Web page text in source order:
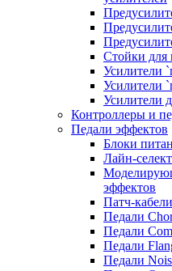
Стойки для
Усилители
Усилители
Усилители
Контроллеры и
Педали эффектов
Блоки
Лайн-
эффектов
Патч-
Педали
Педали
Педали
Педали